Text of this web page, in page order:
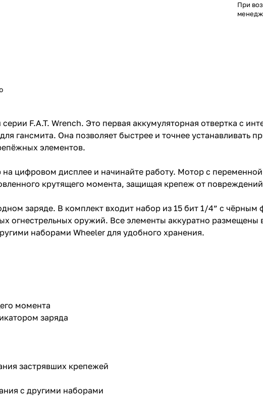
При
F.A.T. Wrench. Это первая аккумуляторная отвертка с
гансмита. Она позволяет быстрее и точнее устанавливать
элементов.
цифровом дисплее и начинайте работу. Мотор с
крутящего момента, защищая крепеж от
заряде. В комплект входит набор из 15 бит 1/4” с
огнестрельных оружий. Все элементы аккуратно размещены
наборами Wheeler для удобного хранения.
момента
заряда
застрявших крепежей
с другими наборами